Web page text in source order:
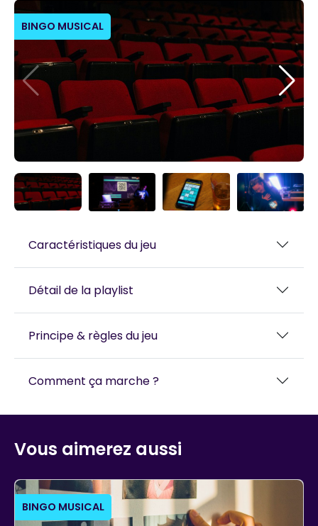
BINGO MUSICAL
Caractéristiques du jeu
Détail de la playlist
Principe & règles du jeu
Comment ça marche ?
Vous aimerez aussi
BINGO MUSICAL